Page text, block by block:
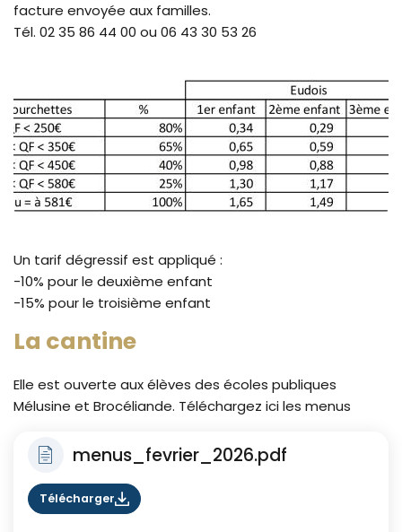
facture envoyée aux familles.
Tél. 02 35 86 44 00 ou 06 43 30 53 26
Un tarif dégressif est appliqué :
-10% pour le deuxième enfant
-15% pour le troisième enfant
La cantine
Elle est ouverte aux élèves des écoles publiques
Mélusine et Brocéliande. Téléchargez ici les menus
menus_fevrier_2026.pdf
Télécharger